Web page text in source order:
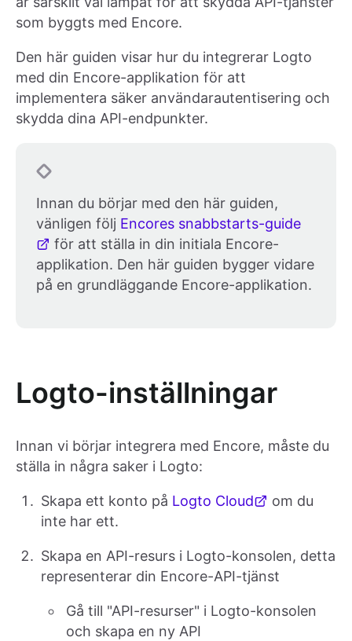
som byggts med Encore.
Den här guiden visar hur du integrerar Logto
med din Encore-applikation för att
implementera säker användarautentisering och
skydda dina API-endpunkter.
Innan du börjar med den här guiden,
vänligen följ Encores snabbstarts-guide
för att ställa in din initiala Encore-
applikation. Den här guiden bygger vidare
på en grundläggande Encore-applikation.
Logto-inställningar
Innan vi börjar integrera med Encore, måste du
ställa in några saker i Logto:
Skapa ett konto på Logto Cloud
om du
inte har ett.
Skapa en API-resurs i Logto-konsolen, detta
representerar din Encore-API-tjänst
Gå till "API-resurser" i Logto-konsolen
och skapa en ny API